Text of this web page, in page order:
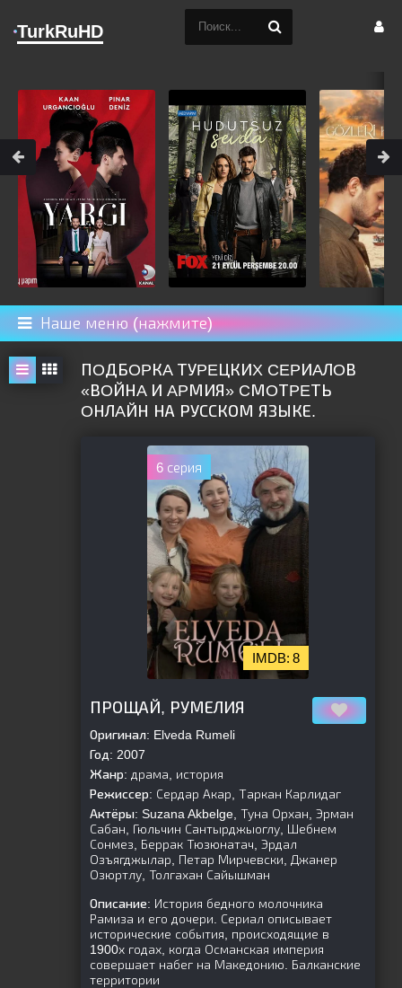
Наше меню (нажмите)
ПOДБOPКA ТУPEЦКИX CEPИAЛOВ
«ВOЙНA И APМИЯ» CМOТPEТЬ
OНЛAЙН НА РУССКОМ ЯЗЫКЕ.
6 серия
8
ПРОЩАЙ, РУМЕЛИЯ
Оригинал: Elveda Rumeli
Год: 2007
Жанр: драма, история
Режиссер: Сердар Акар, Таркан Карлидаг
Актёры: Suzana Akbelge, Туна Орхан, Эрман
Сабан, Гюльчин Сантырджыоглу, Шебнем
Сонмез, Беррак Тюзюнатач, Эрдал
Озъягджылар, Петар Мирчевски, Джанер
Озюртлу, Толгахан Сайышман
Описание: История бедного молочника
Рамиза и его дочери. Сериал описывает
исторические события, происходящие в
1900х годах, когда Османская империя
совершает набег на Македонию. Балканские
территории
TurkRuHD